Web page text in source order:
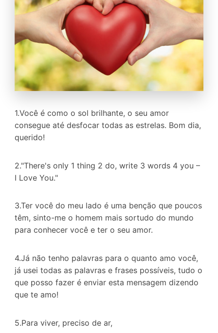
1.Você é como o sol brilhante, o seu amor
consegue até desfocar todas as estrelas. Bom dia,
querido!
2."There's only 1 thing 2 do, write 3 words 4 you –
I Love You."
3.Ter você do meu lado é uma benção que poucos
têm, sinto-me o homem mais sortudo do mundo
para conhecer você e ter o seu amor.
4.Já não tenho palavras para o quanto amo você,
já usei todas as palavras e frases possíveis, tudo o
que posso fazer é enviar esta mensagem dizendo
que te amo!
5.Para viver, preciso de ar,